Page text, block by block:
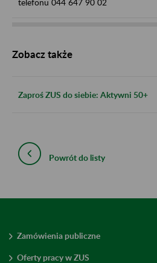
Zobacz także
Zaproś ZUS do siebie: Aktywni 50+
Powrót do listy
Zamówienia publiczne
Oferty pracy w ZUS